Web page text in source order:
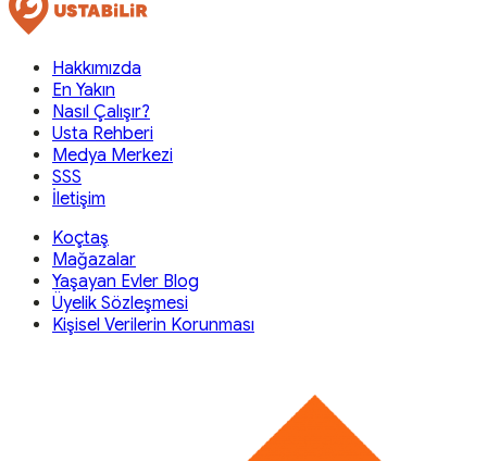
Hakkımızda
En Yakın
Nasıl Çalışır?
Usta Rehberi
Medya Merkezi
SSS
İletişim
Koçtaş
Mağazalar
Yaşayan Evler Blog
Üyelik Sözleşmesi
Kişisel Verilerin Korunması